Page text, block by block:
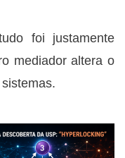
foi justamente
mediador altera o